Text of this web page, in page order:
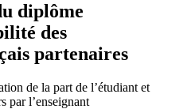
diplôme
des
partenaires
de la part de l’étudiant et
par l’enseignant